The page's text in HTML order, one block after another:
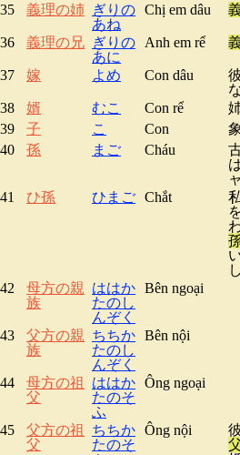
35 義理の姉 ぎりの
あね
Chị em dâu
36 義理の兄 ぎりの
あに
Anh em rể
37 嫁 よめ Con dâu
38 婿 むこ Con rể
39
子 こ Con
40
孫 まご Cháu
41 ひ孫 ひまご Chắt
42
母方の親
族
ははか
たのし
んぞく
Bên ngoại
43
父方の親
族
ちちか
たのし
んぞく
Bên nội
44
母方の祖
父
ははか
たのそ
ふ
Ông ngoại
45
父方の祖
父
ちちか
たのそ
Ông nội